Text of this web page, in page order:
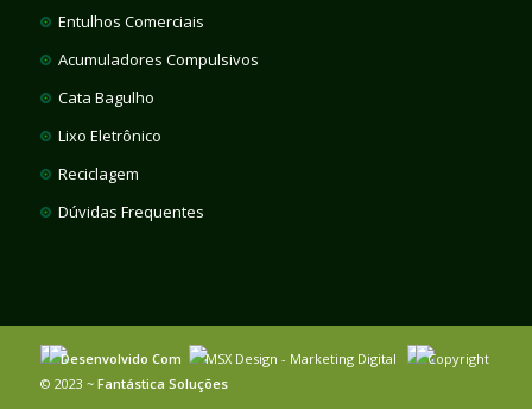
Entulhos Comerciais
Acumuladores Compulsivos
Cata Bagulho
Lixo Eletrônico
Reciclagem
Dúvidas Frequentes
Desenvolvido Com MSX Design - Marketing Digital
Copyright
© 2023 ~ Fantástica Soluções